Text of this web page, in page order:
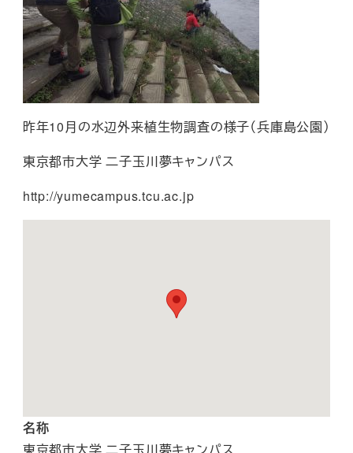
昨年10月の水辺外来植生物調査の様子（兵庫島公園）
東京都市大学 二子玉川夢キャンパス
http://yumecampus.tcu.ac.jp
名称
東京都市大学 二子玉川夢キャンパス